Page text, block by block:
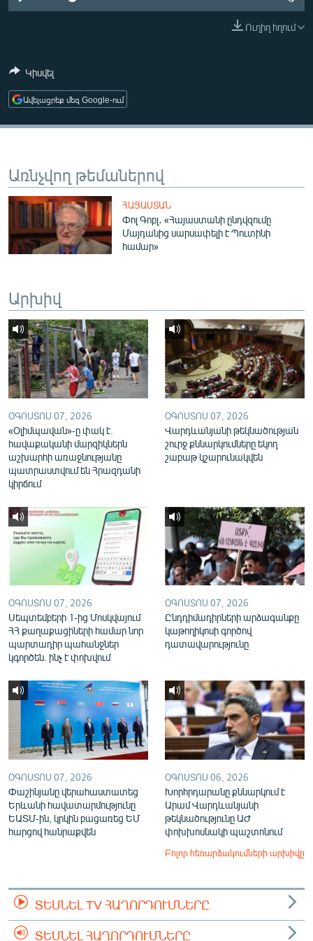
ՄԻՋԱԶԳԱՅԻՆ
ՄԵԿՆԱԲԱՆՈՒԹՅՈՒՆ
ՏՏ ԵՒ ԻՆՏԵՐՆԵՏ
ՏԵՍԱՆՅՈՒԹԵՐ
ԲԱՆԱՎԵՃ
ՁԳՏԵԼՈՎ ԼԱՎԱԳՈՒՅՆԻՆ
Հայերեն
English
Русский
ՀԵՏԵՎԵՔ ՄԵԶ
«Ազատության» բոլոր կայքերը
Ուղիղ հղում
Կիսվել
Ավելացրեք մեզ Google-ում
Առնչվող թեմաներով
ՀԱՅԱՍՏԱՆ
Փոլ Գոբլ․ «Հայաստանի ընդվզումը
Մայդանից սարսափելի է Պուտինի
համար»
Արխիվ
ՕԳՈՍՏՈՍ 07, 2026
«Օլիմպավան»-ը փակ է.
հավաքականի մարզիկներն
աշխարհի առաջնությանը
պատրաստվում են Հրազդանի
կիրճում
ՕԳՈՍՏՈՍ 07, 2026
Վարդևանյանի թեկնածության
շուրջ քննարկումները եկող
շաբաթ կշարունակվեն
ՕԳՈՍՏՈՍ 07, 2026
Սեպտեմբերի 1-ից Մոսկվայում
ՀՀ քաղաքացիների համար նոր
պարտադիր պահանջներ
կգործեն. ինչ է փոխվում
ՕԳՈՍՏՈՍ 07, 2026
Ընդդիմադիրների արձագանքը
կաթողիկոսի գործով
դատավարությունը
ՕԳՈՍՏՈՍ 07, 2026
Փաշինյանը վերահաստատեց
Երևանի հավատարմությունը
ԵԱՏՄ-ին, կրկին բացառեց ԵՄ
հարցով հանրաքվեն
ՕԳՈՍՏՈՍ 06, 2026
Խորհրդարանը քննարկում է
Արամ Վարդևանյանի
թեկնածությունը ԱԺ
փոխխոսնակի պաշտոնում
Բոլոր հեռարձակումների արխիվը
ՏԵՍՆԵԼ TV ՀԱՂՈՐԴՈՒՄՆԵՐԸ
ՏԵՍՆԵԼ ՀԱՂՈՐԴՈՒՄՆԵՐԸ